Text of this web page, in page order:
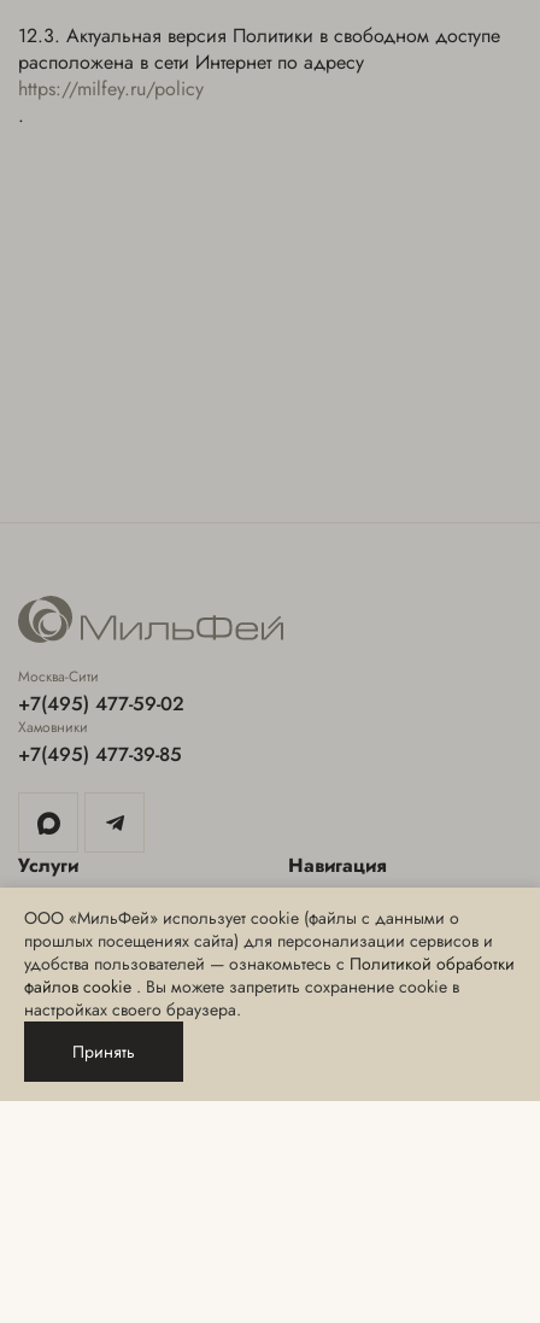
Актуальная версия Политики в свободном доступе
расположена в сети Интернет по адресу
https://milfey.ru/policy
.
Москва-Сити
+7(495) 477-59-02
Хамовники
+7(495) 477-39-85
Услуги
Инъекционная косметология
Эстетическая косметология
СПА-уход, массаж и
обертывания
Эпиляция
Навигация
Специальные предложения
Блог
Интернет-магазин
ООО «МильФей» использует cookie (файлы с данными о
прошлых посещениях сайта) для персонализации сервисов и
удобства пользователей — ознакомьтесь с Политикой обработки
файлов cookie . Вы можете запретить сохранение cookie в
настройках своего браузера.
Принять